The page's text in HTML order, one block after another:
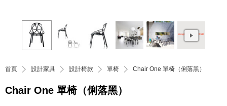
首頁 設計家具 設計椅款 單椅 Chair One 單椅（俐落黑）
Chair One 單椅（俐落黑）